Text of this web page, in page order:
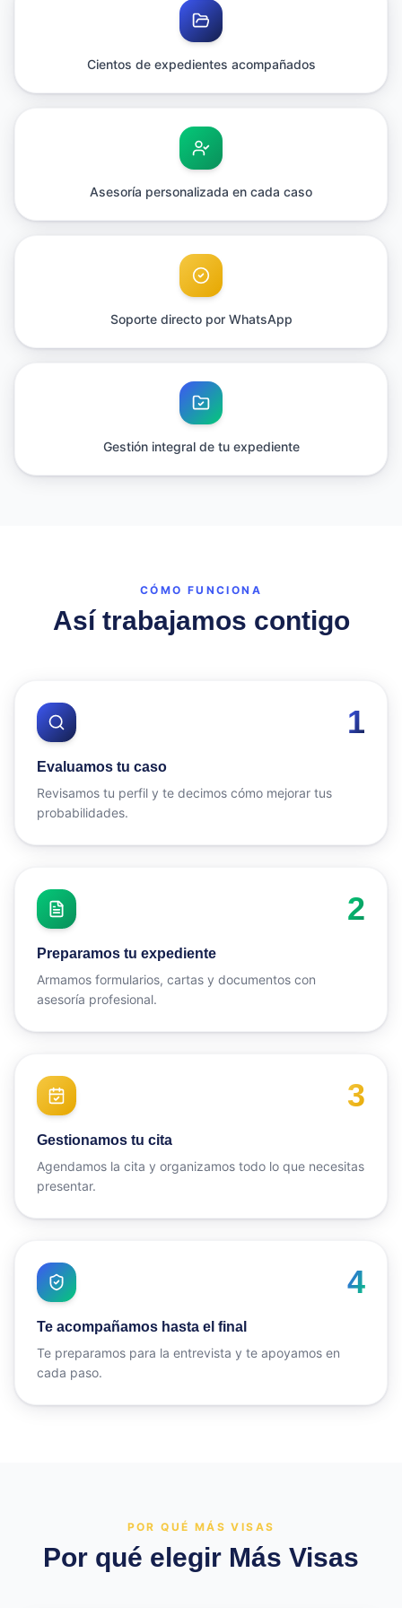
Cientos de expedientes acompañados
Asesoría personalizada en cada caso
Soporte directo por WhatsApp
Gestión integral de tu expediente
CÓMO FUNCIONA
Así trabajamos contigo
1
Evaluamos tu caso
Revisamos tu perfil y te decimos cómo mejorar tus
probabilidades.
2
Preparamos tu expediente
Armamos formularios, cartas y documentos con
asesoría profesional.
3
Gestionamos tu cita
Agendamos la cita y organizamos todo lo que necesitas
presentar.
4
Te acompañamos hasta el final
Te preparamos para la entrevista y te apoyamos en
cada paso.
POR QUÉ MÁS VISAS
Por qué elegir Más Visas